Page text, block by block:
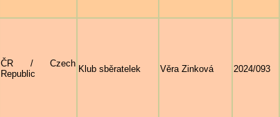
ČR / Czech
Republic
Klub sběratelek Věra Zinková 2024/093